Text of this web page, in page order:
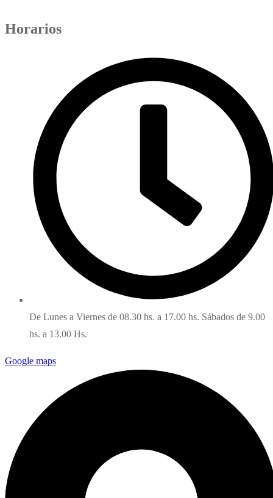
Horarios
De Lunes a Viernes de 08.30 hs. a 17.00 hs. Sábados de 9.00
hs. a 13.00 Hs.
Google maps